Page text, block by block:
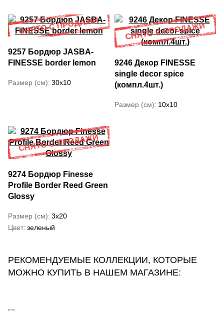
9257 Бордюр JASBA-
FINESSE border lemon
Размер (см) 30x10
9246 Декор FINESSE
single decor spice
(компл.4шт.)
Размер (см) 10x10
9274 Бордюр Finesse
Profile Border Reed Green
Glossy
Размер (см) 3x20
Цвет зеленый
РЕКОМЕНДУЕМЫЕ КОЛЛЕКЦИИ, КОТОРЫЕ
МОЖНО КУПИТЬ В НАШЕМ МАГАЗИНЕ: